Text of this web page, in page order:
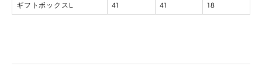
ギフトボックスL 41 41 18